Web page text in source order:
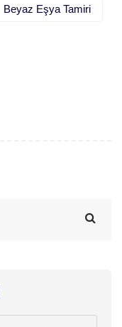
Beyaz Eşya Tamiri